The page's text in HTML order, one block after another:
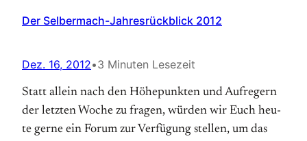
Der Selbermach-Jahresrückblick 2012
Dez. 16, 2012•3 Minuten Lesezeit
Statt allein nach den Höhe­punkten und Auf­regern
der letzten Woche zu fra­gen, würden wir Euch heu­
te gerne ein Fo­rum zur Ver­fügung stellen, um das